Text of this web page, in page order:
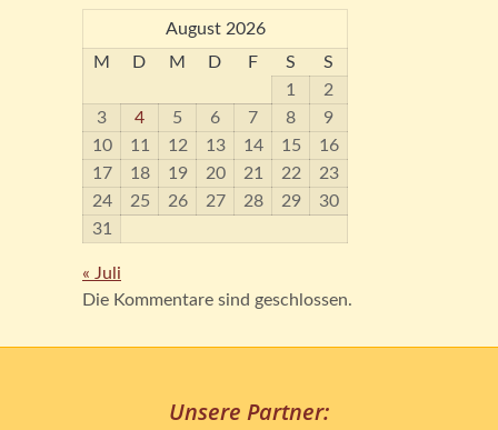
August 2026
M
D M D F S
S
1
2
3
4 5 6 7 8
9
10
11 12 13 14 15
16
17
18 19 20 21 22
23
24
25 26 27 28 29
30
31
« Juli
Die Kommentare sind geschlossen.
Unsere Partner: